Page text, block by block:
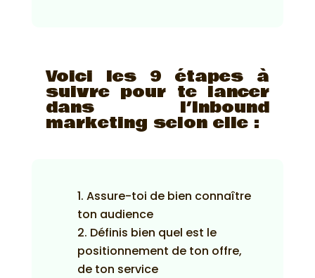
Voici les 9 étapes à
suivre pour te lancer
dans l’Inbound
marketing selon elle :
Assure-toi de bien connaître
ton audience
Définis bien quel est le
positionnement de ton offre,
de ton service